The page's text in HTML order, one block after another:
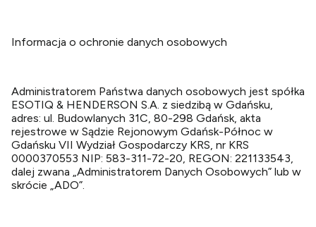
Informacja o ochronie danych osobowych
Administratorem Państwa danych osobowych jest spółka
ESOTIQ & HENDERSON S.A. z siedzibą w Gdańsku,
adres: ul. Budowlanych 31C, 80-298 Gdańsk, akta
rejestrowe w Sądzie Rejonowym Gdańsk-Północ w
Gdańsku VII Wydział Gospodarczy KRS, nr KRS
0000370553 NIP: 583-311-72-20, REGON: 221133543,
dalej zwana „Administratorem Danych Osobowych” lub w
skrócie „ADO”.